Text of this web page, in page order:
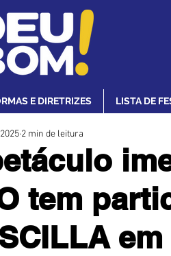
E DIRETRIZES LISTA DE
tem
2 min de leitura